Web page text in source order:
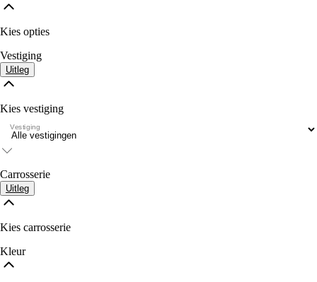
Kies opties
Vestiging
Uitleg
Kies vestiging
Vestiging
Carrosserie
Uitleg
Kies carrosserie
Kleur